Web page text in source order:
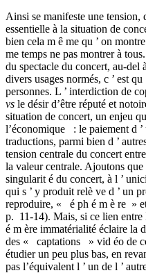
Ainsi se manifeste une tension,
essentielle à la situation de
bien cela m ê me qu ’ on
me temps ne pas montrer à
du spectacle du concert, au-del
divers usages normés, c ’ est
personnes. L ’ interdiction de
vs le désir d’être réputé et
situation de concert, un enjeu
l’économique : le paiement d ’
traductions, parmi bien d ’
tension centrale du concert
la valeur centrale. Ajoutons
singularit é du concert, à l ’
qui s ’ y produit relè ve d ’ un
reproduire, « é ph é m è re »
p. 11-14). Mais, si ce lien entre
é m ère immatérialité éclaire la
des « captations » vid éo de
étudier un peu plus bas, en
pas l’équivalent l ’ un de l ’